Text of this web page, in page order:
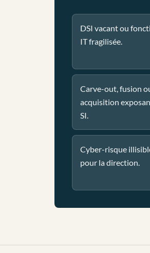
DSI vacant ou
IT fragilisée.
Carve-out, fusion
acquisition
SI.
Cyber-risque
pour la direction.